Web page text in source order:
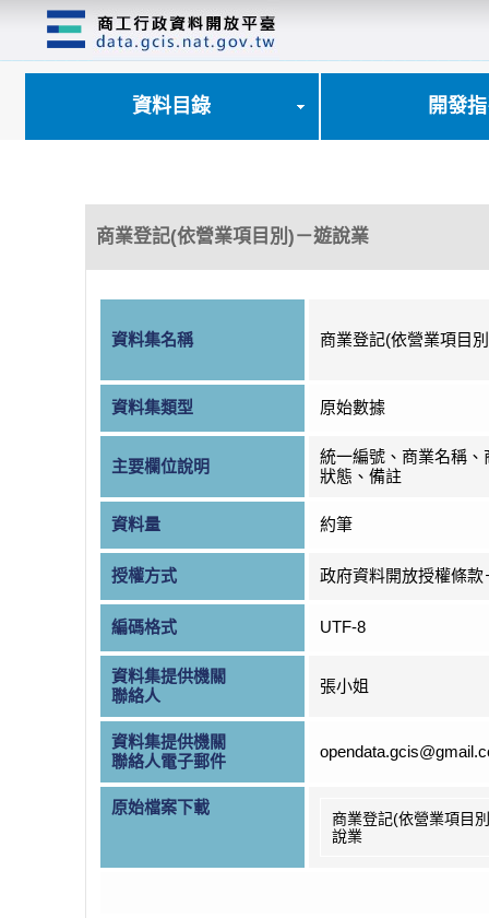
資料目錄 開發
商業登記(依營業項目別)－遊說業
資料集名稱 商業登記(依營業項目
資料集類型 原始數據
主要欄位說明
統一編號、商業名稱、
狀態、備註
資料量 約筆
授權方式 政府資料開放授權條款
編碼格式 UTF-8
資料集提供機關
聯絡人
張小姐
資料集提供機關
聯絡人電子郵件
原始檔案下載
商業登記(依營業項目
說業